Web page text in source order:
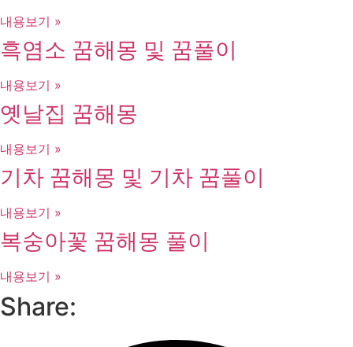
내용보기 »
흑염소 꿈해몽 및 꿈풀이
내용보기 »
옛날집 꿈해몽
내용보기 »
기차 꿈해몽 및 기차 꿈풀이
내용보기 »
복숭아꽃 꿈해몽 풀이
내용보기 »
Share: